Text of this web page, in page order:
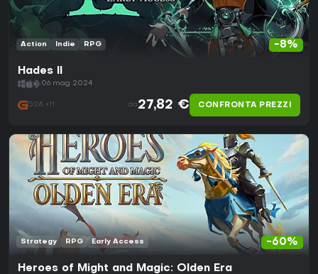
-8%
Action Indie RPG
Hades II
06 mag 2024
G2A +11 da 27,82 € CONFRONTA PREZZI
-60%
Strategy RPG Early Access
Heroes of Might and Magic: Olden Era